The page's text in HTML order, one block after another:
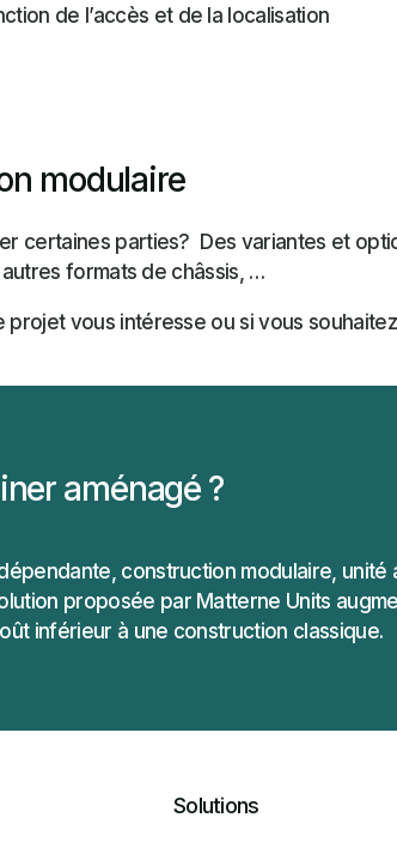
de l’accès et de la localisation
modulaire
certaines parties? Des variantes et
formats de châssis, …
vous intéresse ou si vous
aménagé ?
construction modulaire, unité
proposée par Matterne Units
inférieur à une construction classique.
Solutions